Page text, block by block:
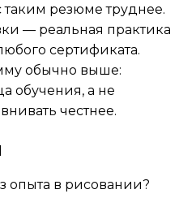
резюме труднее.
— реальная практика
сертификата.
обычно выше:
обучения, а не
честнее.
опыта в рисовании?